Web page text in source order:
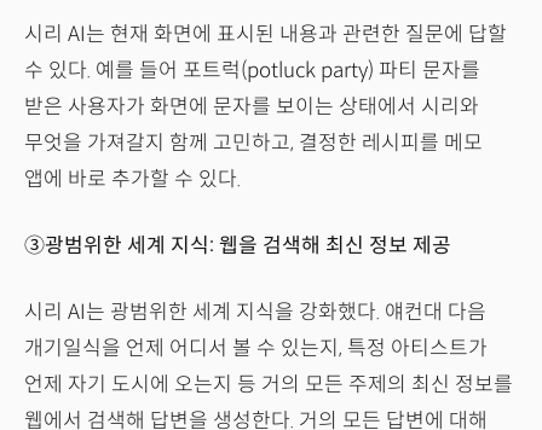
시리 AI는 현재 화면에 표시된 내용과 관련한 질문에 답할
수 있다. 예를 들어 포트럭(potluck party) 파티 문자를
받은 사용자가 화면에 문자를 보이는 상태에서 시리와
무엇을 가져갈지 함께 고민하고, 결정한 레시피를 메모
앱에 바로 추가할 수 있다.
③광범위한 세계 지식: 웹을 검색해 최신 정보 제공
시리 AI는 광범위한 세계 지식을 강화했다. 얘컨대 다음
개기일식을 언제 어디서 볼 수 있는지, 특정 아티스트가
언제 자기 도시에 오는지 등 거의 모든 주제의 최신 정보를
웹에서 검색해 답변을 생성한다. 거의 모든 답변에 대해